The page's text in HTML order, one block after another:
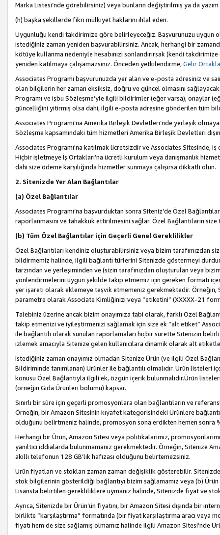
Marka Listesi’nde görebilirsiniz) veya bunların değiştirilmiş ya da
(h) başka şekillerde fikri mülkiyet haklarını ihlal eden.
Uygunluğu kendi takdirimize göre belirleyeceğiz. Başvurunuzu uygun
istediğiniz zaman yeniden başvurabilirsiniz. Ancak, herhangi bir
kötüye kullanma nedeniyle hesabınızı sonlandırırsak (kendi
yeniden katılmaya çalışamazsınız. Önceden yetkilendirme,Gelir
Associates Programı başvurunuzda yer alan ve e-posta adresiniz ve
olan bilgilerin her zaman eksiksiz, doğru ve güncel olmasını
Programı ve işbu Sözleşme’yle ilgili bildirimler (eğer varsa), onaylar
güncelliğini yitirmiş olsa dahi, ilgili e-posta adresine gönderilen tüm
Associates Programı’na Amerika Birleşik Devletleri’nde yerleşik
Sözleşme kapsamındaki tüm hizmetleri Amerika Birleşik Devletleri
Associates Programı'na katılmak ücretsizdir ve Associates Sitesinde,
Hiçbir işletmeye İş Ortakları’na ücretli kurulum veya danışmanlık
dahi size ödeme karşılığında hizmetler sunmaya çalışırsa dikkatli olun.
2. Sitenizde Yer Alan Bağlantılar
(a) Özel Bağlantılar
Associates Programı’na başvurduktan sonra Siteniz’de Özel
raporlanmasını ve tahakkuk ettirilmesini sağlar. Özel Bağlantıların
(b) Tüm Özel Bağlantılar için Geçerli Genel Gereklilikler
Özel Bağlantıları kendiniz oluşturabilirsiniz veya bizim tarafımızdan
bildirmemiz halinde, ilgili bağlantı türlerini Sitenizde göstermeyi
tarzından ve yerleşiminden ve (sizin tarafınızdan oluşturulan veya
yönlendirmelerini uygun şekilde takip etmemiz için gereken formatı
yer işareti olarak eklemeye teşvik etmemeniz gerekmektedir. Örneğin,
parametre olarak Associate Kimliğinizi veya “etiketini” (XXXXX-21
Talebiniz üzerine ancak bizim onayımıza tabi olarak, farklı Özel
takip etmenizi ve iyileştirmenizi sağlamak için size ek “alt etiket”
ile bağlantılı olarak sunulan raporlamaları hiçbir surette Sitenizin belirli
izlemek amacıyla Sitenize gelen kullanıcılara dinamik olarak alt
İstediğiniz zaman onayımız olmadan Sitenize Ürün (ve ilgili Özel
Bildiriminde tanımlanan) Ürünler ile bağlantılı olmalıdır. Ürün listeleri
konusu Özel Bağlantıyla ilgili ek, özgün içerik bulunmalıdır.Ürün
(örneğin Gıda Ürünleri bölümü) kapsar.
Sınırlı bir süre için geçerli promosyonlara olan bağlantıların ve
Örneğin, bir Amazon Sitesinin kıyafet kategorisindeki Ürünlere
olduğunu belirtmeniz halinde, promosyon sona erdikten hemen sonra
Herhangi bir Ürün, Amazon Sitesi veya politikalarımız,
yanıltıcı iddialarda bulunmamanız gerekmektedir. Örneğin, Sitenize
akıllı telefonun 128 GB’lık hafızası olduğunu belirtemezsiniz.
Ürün fiyatları ve stokları zaman zaman değişiklik gösterebilir.
stok bilgilerinin gösterildiği bağlantıyı bizim sağlamamız veya (b)
Lisansta belirtilen gerekliliklere uymanız halinde, Sitenizde fiyat ve
Ayrıca, Sitenizde bir Ürün’ün fiyatını, bir Amazon Sitesi dışında bir
birlikte “karşılaştırma” formatında (bir fiyat karşılaştırma aracı veya
fiyatı hem de size sağlamış olmamız halinde ilgili Amazon Sitesi’nde